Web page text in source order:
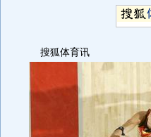
搜狐体育讯